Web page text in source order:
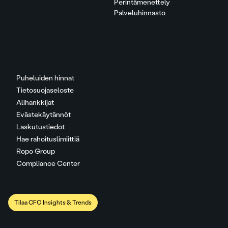
Puheluiden hinnat
Tietosuojaseloste
Alihankkijat
Evästekäytännöt
Laskutustiedot
Hae rahoituslimiittiä
Ropo Group
Compliance Center
Perintämenettely
Palveluhinnasto
Tilaa CFO Insights & Trends